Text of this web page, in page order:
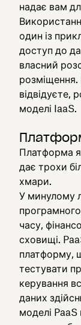
надає вам
один із
доступ до
власний
розміщення.
відвідуєте,
моделі IaaS.
Платформа
дає трохи
хмари.
У минулому
часу,
сховищі.
платформу,
тестувати
керування
даних
моделі